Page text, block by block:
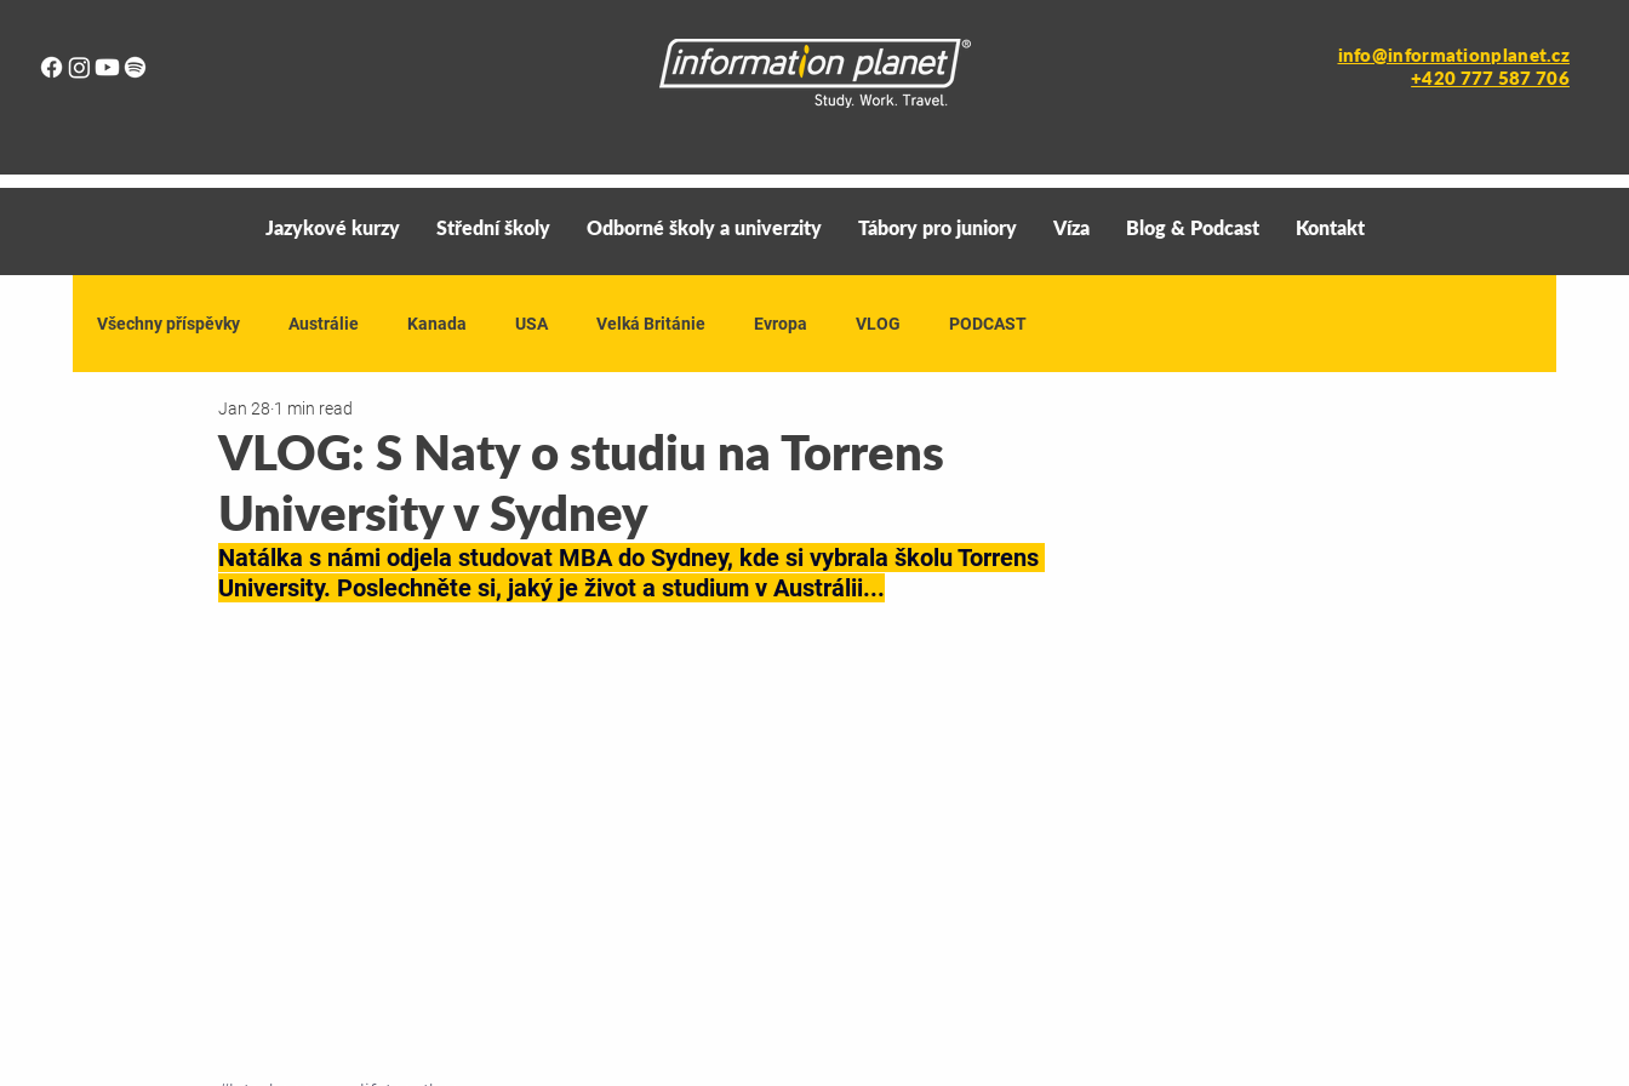
info@informationplanet.cz
+420 777 587 706
Jazykové kurzy Střední školy Odborné školy a univerzity Tábory pro juniory Víza Blog & Podcast Kontakt
Všechny příspěvky Austrálie Kanada USA Velká Británie Evropa VLOG PODCAST
VLOG: S Naty o studiu na Torrens
University v Sydney
Jan 28 1 min read
Natálka s námi odjela studovat MBA do Sydney, kde si vybrala školu Torrens
University. Poslechněte si, jaký je život a studium v Austrálii...